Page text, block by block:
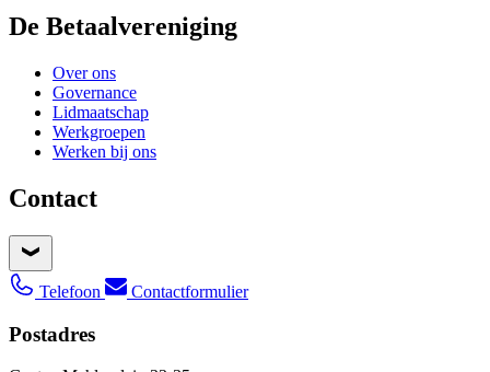
De Betaalvereniging
Over ons
Governance
Lidmaatschap
Werkgroepen
Werken bij ons
Contact
Telefoon Contactformulier
Postadres